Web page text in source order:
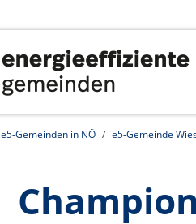
e5-Gemeinden in NÖ e5-Gemeinde